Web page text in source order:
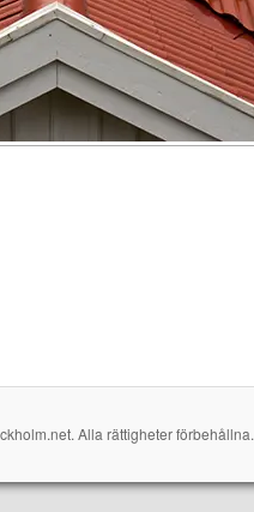
Alla rättigheter förbehållna.